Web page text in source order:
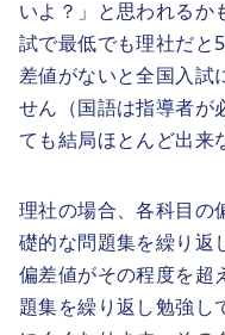
いよ？」と思われるか
試で最低でも理社だと
差値がないと全国入試
せん（国語は指導者が
ても結局ほとんど出来
理社の場合、各科目の
礎的な問題集を繰り返
偏差値がその程度を超
題集を繰り返し勉強し